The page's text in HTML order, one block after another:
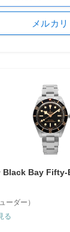
メルカリ
Black Bay Fifty-
ーダー）
る